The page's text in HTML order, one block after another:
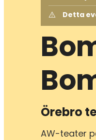
Detta
Örebro
AW-teater